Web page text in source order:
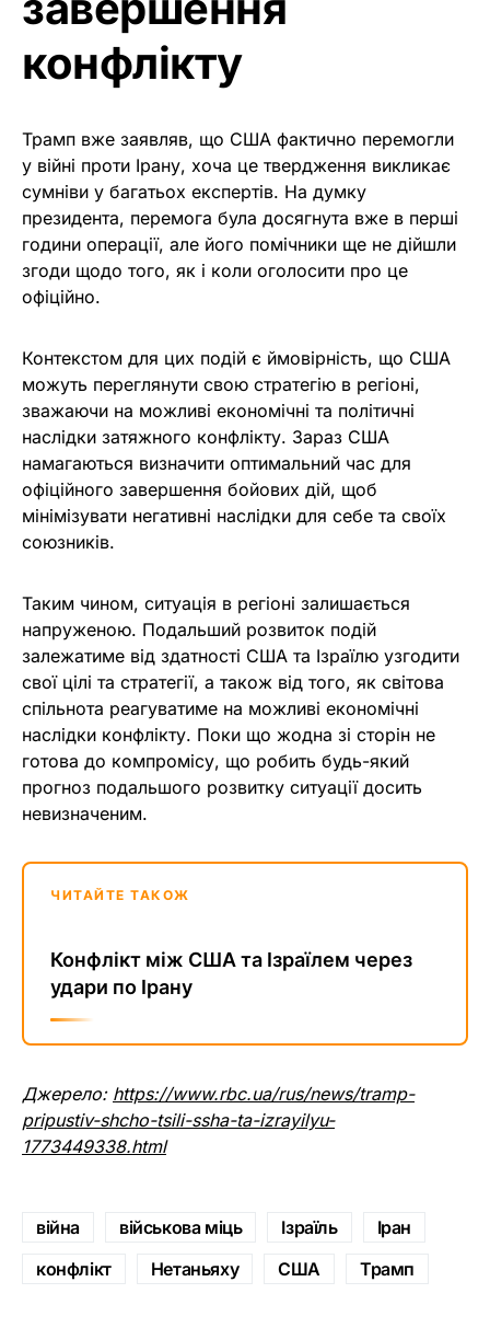
конфлікту
Трамп вже заявляв, що США фактично перемогли
у війні проти Ірану, хоча це твердження викликає
сумніви у багатьох експертів. На думку
президента, перемога була досягнута вже в перші
години операції, але його помічники ще не дійшли
згоди щодо того, як і коли оголосити про це
офіційно.
Контекстом для цих подій є ймовірність, що США
можуть переглянути свою стратегію в регіоні,
зважаючи на можливі економічні та політичні
наслідки затяжного конфлікту. Зараз США
намагаються визначити оптимальний час для
офіційного завершення бойових дій, щоб
мінімізувати негативні наслідки для себе та своїх
союзників.
Таким чином, ситуація в регіоні залишається
напруженою. Подальший розвиток подій
залежатиме від здатності США та Ізраїлю узгодити
свої цілі та стратегії, а також від того, як світова
спільнота реагуватиме на можливі економічні
наслідки конфлікту. Поки що жодна зі сторін не
готова до компромісу, що робить будь-який
прогноз подальшого розвитку ситуації досить
невизначеним.
ЧИТАЙТЕ ТАКОЖ
Конфлікт між США та Ізраїлем через
удари по Ірану
Джерело: https://www.rbc.ua/rus/news/tramp-
pripustiv-shcho-tsili-ssha-ta-izrayilyu-
1773449338.html
війна військова міць Ізраїль
Іран
конфлікт
Нетаньяху США Трамп